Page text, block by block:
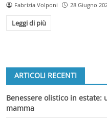
Fabrizia Volponi 28 Giugno
Leggi di più
ARTICOLI RECENTI
Benessere olistico in estate:
mamma